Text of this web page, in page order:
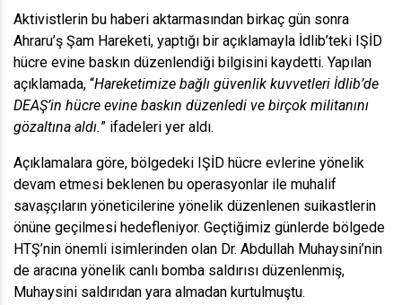
Aktivistlerin bu haberi aktarmasından birkaç gün sonra
Ahraru’ş Şam Hareketi, yaptığı bir açıklamayla İdlib’teki IŞİD
hücre evine baskın düzenlendiği bilgisini kaydetti. Yapılan
açıklamada, “Hareketimize bağlı güvenlik kuvvetleri İdlib’de
DEAŞ’in hücre evine baskın düzenledi ve birçok militanını
gözaltına aldı.” ifadeleri yer aldı.
Açıklamalara göre, bölgedeki IŞİD hücre evlerine yönelik
devam etmesi beklenen bu operasyonlar ile muhalif
savaşçıların yöneticilerine yönelik düzenlenen suikastlerin
önüne geçilmesi hedefleniyor. Geçtiğimiz günlerde bölgede
HTŞ’nin önemli isimlerinden olan Dr. Abdullah Muhaysini’nin
de aracına yönelik canlı bomba saldırısı düzenlenmiş,
Muhaysini saldırıdan yara almadan kurtulmuştu.